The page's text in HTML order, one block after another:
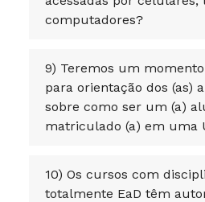
computadores?
9) Teremos um
para orientação dos (as)
sobre como ser um (a)
matriculado (a) em uma
10) Os cursos com
totalmente EaD têm